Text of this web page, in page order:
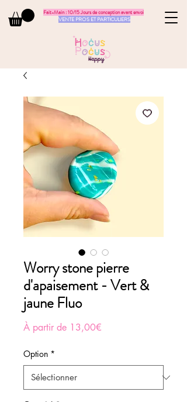
Fait-Main : 10/15 Jours de conception avant envoi
VENTE PROS ET PARTICULIERS
Worry stone pierre
d'apaisement - Vert &
jaune Fluo
À partir de 13,00€
Option *